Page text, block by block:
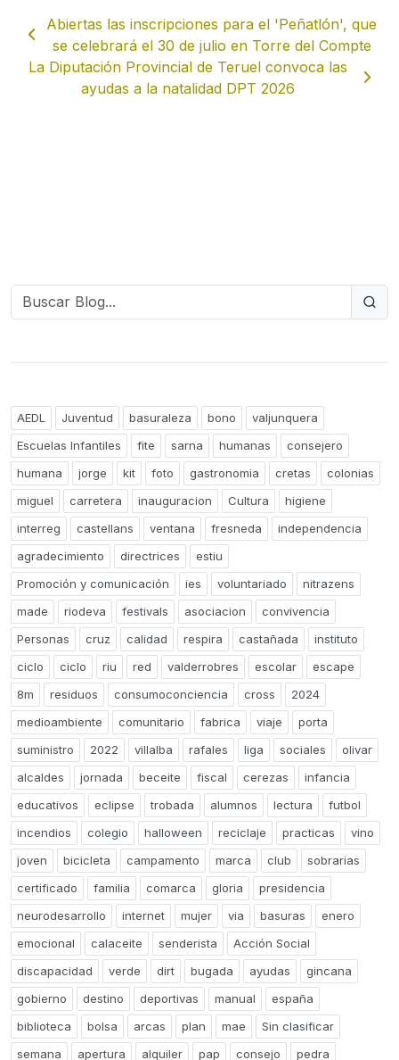
Abiertas las inscripciones para el 'Peñatlón', que
se celebrará el 30 de julio en Torre del Compte
La Diputación Provincial de Teruel convoca las
ayudas a la natalidad DPT 2026
AEDL Juventud basuraleza bono
valjunquera
Escuelas Infantiles
fite sarna humanas
consejero
humana
jorge kit foto gastronomia cretas
colonias
miguel
carretera inauguracion Cultura
higiene
interreg
castellans ventana fresneda
independencia
agradecimiento
directrices
estiu
Promoción y comunicación
ies voluntariado
nitrazens
made
riodeva festivals asociacion
convivencia
Personas
cruz calidad respira castañada
instituto
ciclo
ciclo riu red valderrobres escolar
escape
8m
residuos consumoconciencia cross
2024
medioambiente
comunitario fabrica viaje
porta
suministro
2022 villalba rafales liga sociales
olivar
alcaldes
jornada beceite fiscal cerezas
infancia
educativos
eclipse trobada alumnos lectura
futbol
incendios
colegio halloween reciclaje practicas
vino
joven
bicicleta campamento marca club
sobrarias
certificado
familia comarca gloria
presidencia
neurodesarrollo
internet mujer via basuras
enero
emocional
calaceite senderista
Acción Social
discapacidad
verde dirt bugada ayudas
gincana
gobierno
destino deportivas manual
españa
biblioteca
bolsa arcas plan mae
Sin clasificar
semana
apertura alquiler pap consejo pedra